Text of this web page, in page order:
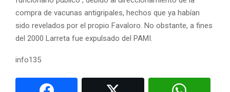
compra de vacunas antigripales, hechos que ya habían
sido revelados por el propio Favaloro. No obstante, a fines
del 2000 Larreta fue expulsado del PAMI.
info135